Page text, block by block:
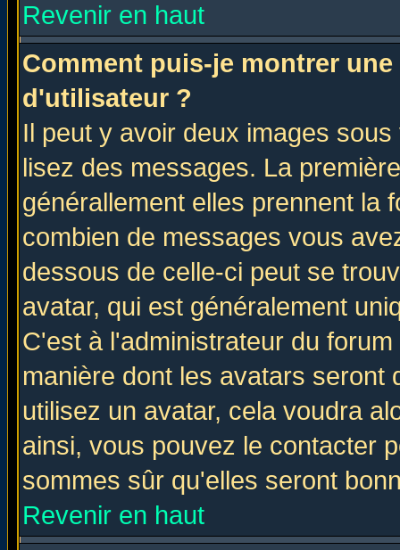
Revenir en haut
Comment puis-je montrer
d'utilisateur ?
Il peut y avoir deux images
lisez des messages. La
générallement elles prennent la
combien de messages vous
dessous de celle-ci peut se
avatar, qui est généralement
C'est à l'administrateur du
manière dont les avatars seront
utilisez un avatar, cela voudra
ainsi, vous pouvez le contacter
sommes sûr qu'elles seront
Revenir en haut